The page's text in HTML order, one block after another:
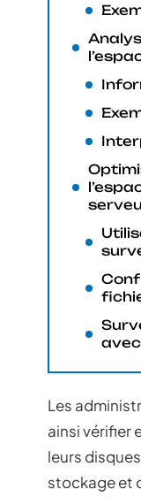
Les
ainsi vérifier
leurs
stockage et